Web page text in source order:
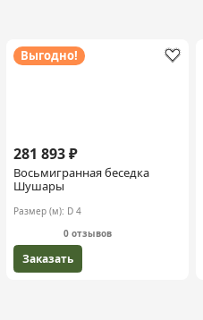
Выгодно!
281 893 ₽
Восьмигранная беседка
Шушары
Размер (м): D 4
0 отзывов
Заказать